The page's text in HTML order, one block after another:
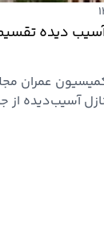
آسیب دیده
عمران
آسیب‌دیده از